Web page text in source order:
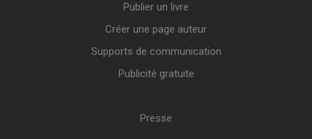
Publier un livre
Créer une page auteur
Supports de communication
Publicité gratuite
Presse